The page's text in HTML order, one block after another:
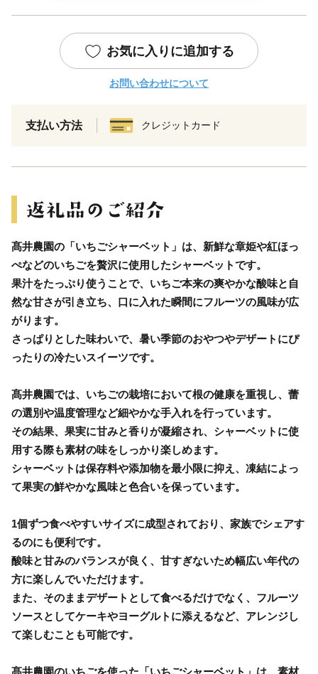
お気に入りに追加する
お問い合わせについて
支払い方法 クレジットカード
髙井農園の「いちごシャーベット」は、新鮮な章姫や紅ほっ
ぺなどのいちごを贅沢に使用したシャーベットです。
果汁をたっぷり使うことで、いちご本来の爽やかな酸味と自
然な甘さが引き立ち、口に入れた瞬間にフルーツの風味が広
がります。
さっぱりとした味わいで、暑い季節のおやつやデザートにぴ
ったりの冷たいスイーツです。
髙井農園では、いちごの栽培において根の健康を重視し、蕾
の選別や温度管理など細やかな手入れを行っています。
その結果、果実に甘みと香りが凝縮され、シャーベットに使
用する際も素材の味をしっかり楽しめます。
シャーベットは保存料や添加物を最小限に抑え、凍結によっ
て果実の鮮やかな風味と色合いを保っています。
1個ずつ食べやすいサイズに成型されており、家族でシェアす
るのにも便利です。
酸味と甘みのバランスが良く、甘すぎないため幅広い年代の
方に楽しんでいただけます。
また、そのままデザートとして食べるだけでなく、フルーツ
ソースとしてケーキやヨーグルトに添えるなど、アレンジし
て楽しむことも可能です。
髙井農園のいちごを使った「いちごシャーベット」は、素材